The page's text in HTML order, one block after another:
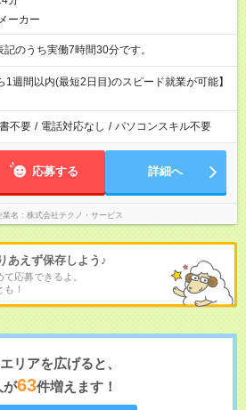
ーカー
17:00 ※表記のうち実働7時間30分です。
1週間以内(最短2日目)のスピード就業が可能】
不要 / 電話対応なし / パソコンスキル不要
応募する 詳細へ
業名 株式会社テクノ・サービス
あえず保存しよう♪
応募できるよ。
！
リアを広げると、
が63件増えます！